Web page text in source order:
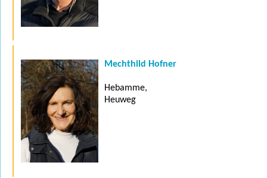
Mechthild Hofner
Hebamme,
Heuweg